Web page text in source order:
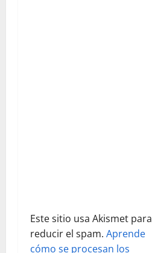
d
a
Este sitio usa Akismet para
reducir el spam. Aprende
cómo se procesan los